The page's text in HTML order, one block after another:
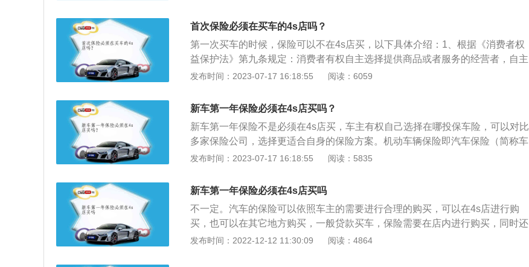
款方式，客户都有权自由购买。所以说在贷款购买时，用户可以选择自己的保险
机构购买汽车保险，不必受4S店的约束。
首次保险必须在买车的4s店吗？
第一次买车的时候，保险可以不在4s店买，以下具体介绍：1、根据《消费者权
益保护法》第九条规定：消费者有权自主选择提供商品或者服务的经营者，自主
选择商品品种或者服务方式，自主决定购买或者不购买任何一种商品、接受或者
强制消费者购买。3、消费者在自主选择商品或者服务时，有权进行比较、鉴别
发布时间：2023-07-17 16:18:55 阅读：6059
新车第一年保险必须在4s店买吗？
新车第一年保险不是必须在4s店买，车主有权自己选择在哪投保车险，可以对比
多家保险公司，选择更适合自身的保险方案。机动车辆保险即汽车保险（简称车
险），是指对机动车辆由于自然灾害或意外事故所造成的人身伤亡或财产损失负
样，保单呈褐色，主要文字采用了国际上先进的红色荧光防伪油墨，文字下横线
由微缩文字组成，防伪性能较好，除为不同的经营公司预留出印刷公司标志的区
域，保单规格、式样是全国统一。
发布时间：2023-07-17 16:18:55 阅读：5835
新车第一年保险必须在4s店买吗
不一定。汽车的保险可以依照车主的需要进行合理的购买，可以在4s店进行购
买，也可以在其它地方购买，一般贷款买车，保险需要在店内进行购买，同时还
会收取一定的续保押金。4S店为什么尽力推销车险甚至强制车主购买保险，原因
发布时间：2022-12-12 11:30:09 阅读：4864